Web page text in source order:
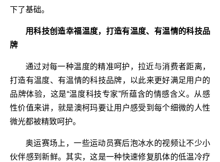
下了基础。
用科技创造幸福温度，打造有温度、有温情的科技品
牌
通过对每一种温度的精准呵护，拉近与消费者距离，
打造有温度、有温情的科技品牌，以此来更好满足用户的
品牌体验，这是“温度科技专家”所蕴含的情感含义。从感
性价值来讲，就是澳柯玛要让用户感受到每个细微的人性
微光都被精致呵护。
奥运赛场上，一些运动员赛后泡冰水的视频让不少小
伙伴感到新鲜。其实，这是一种快速修复肌体的低温冷疗